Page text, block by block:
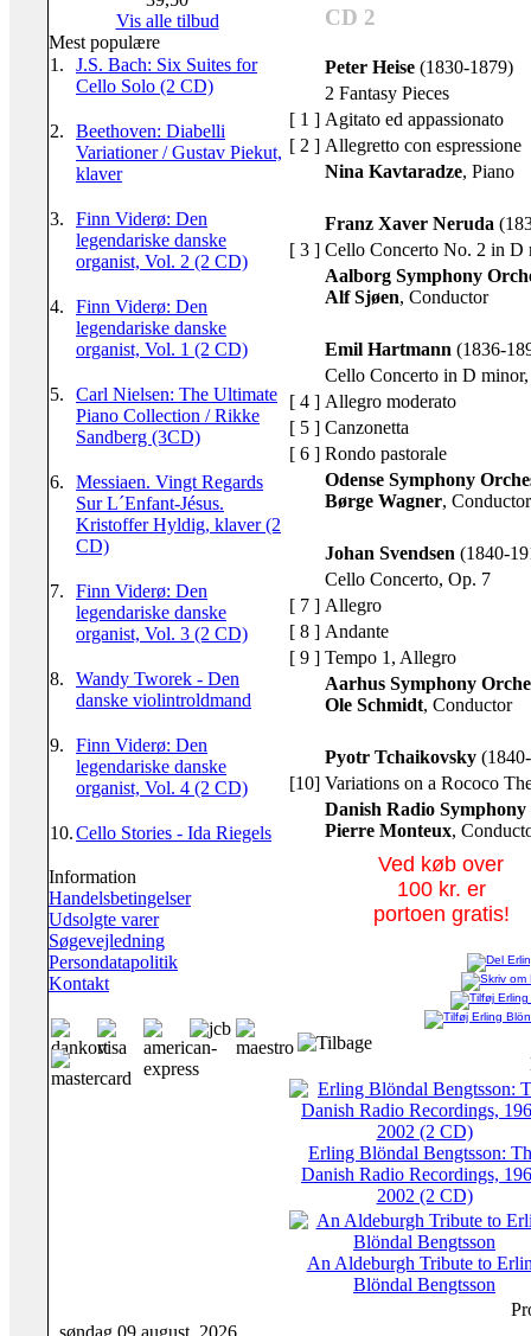
Vis alle tilbud
Mest populære
1.
J.S. Bach: Six Suites for
Cello Solo (2 CD)
2.
Beethoven: Diabelli
Variationer / Gustav Piekut,
klaver
3.
Finn Viderø: Den
legendariske danske
organist, Vol. 2 (2 CD)
4.
Finn Viderø: Den
legendariske danske
organist, Vol. 1 (2 CD)
5.
Carl Nielsen: The Ultimate
Piano Collection / Rikke
Sandberg (3CD)
6.
Messiaen. Vingt Regards
Sur L´Enfant-Jésus.
Kristoffer Hyldig, klaver (2
CD)
7.
Finn Viderø: Den
legendariske danske
organist, Vol. 3 (2 CD)
8.
Wandy Tworek - Den
danske violintroldmand
9.
Finn Viderø: Den
legendariske danske
organist, Vol. 4 (2 CD)
10.Cello Stories - Ida Riegels
Information
Handelsbetingelser
Udsolgte varer
Søgevejledning
Persondatapolitik
Kontakt
CD 2
Peter Heise (1830-1879)
2 Fantasy Pieces
[ 1 ] Agitato ed appassionato
[ 2 ] Allegretto con espressione
Nina Kavtaradze, Piano
Franz Xaver Neruda
[ 3 ] Cello Concerto No. 2 in D
Aalborg Symphony
Alf Sjøen, Conductor
Emil Hartmann (1836-
Cello Concerto in D minor
[ 4 ] Allegro moderato
[ 5 ] Canzonetta
[ 6 ] Rondo pastorale
Odense Symphony
Børge Wagner, Conductor
Johan Svendsen (1840-
Cello Concerto, Op. 7
[ 7 ] Allegro
[ 8 ] Andante
[ 9 ] Tempo 1, Allegro
Aarhus Symphony
Ole Schmidt, Conductor
Pyotr Tchaikovsky
[10] Variations on a Rococo
Danish Radio
Pierre Monteux,
Ved køb over
100 kr. er
portoen gratis!
Erling Blöndal Bengtsson:
Danish Radio Recordings,
2002 (2 CD)
An Aldeburgh Tribute to
Blöndal Bengtsson
søndag 09 august, 2026